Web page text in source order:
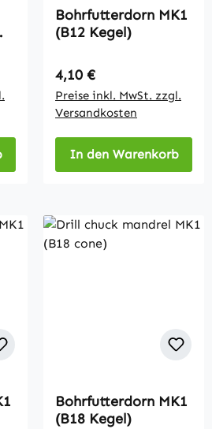
Bohrfutterdorn MK1
(B12 Kegel)
Regulärer Preis:
4,10 €
Preise inkl. MwSt. zzgl.
Versandkosten
In den Warenkorb
Bohrfutterdorn MK1
(B18 Kegel)